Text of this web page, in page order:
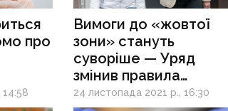
про
Вимоги до «жовтої
зони» стануть
суворіше — Уряд
змінив правила
карантину
24 листопада 2021 р., 16:30